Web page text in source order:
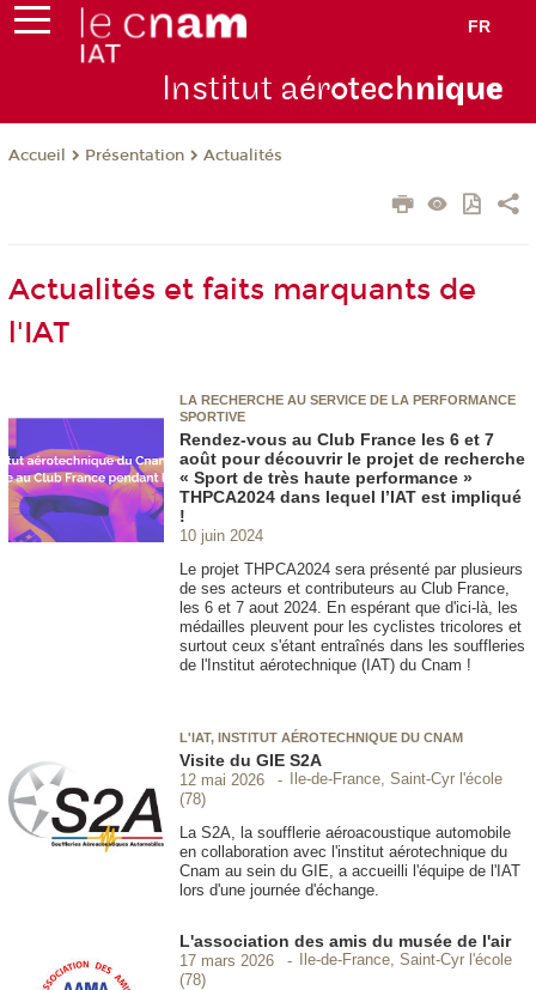
FR
Institut aérotechnique
Accueil Présentation Actualités
Actualités et faits marquants de
l'IAT
LA RECHERCHE AU SERVICE DE LA PERFORMANCE
SPORTIVE
Rendez-vous au Club France les 6 et 7
août pour découvrir le projet de recherche
« Sport de très haute performance »
THPCA2024 dans lequel l’IAT est impliqué
!
10 juin 2024
Le projet THPCA2024 sera présenté par plusieurs
de ses acteurs et contributeurs au Club France,
les 6 et 7 aout 2024. En espérant que d'ici-là, les
médailles pleuvent pour les cyclistes tricolores et
surtout ceux s'étant entraînés dans les souffleries
de l'Institut aérotechnique (IAT) du Cnam !
L'IAT, INSTITUT AÉROTECHNIQUE DU CNAM
Visite du GIE S2A
12 mai 2026
Ile-de-France, Saint-Cyr l'école
(78)
La S2A, la soufflerie aéroacoustique automobile
en collaboration avec l'institut aérotechnique du
Cnam au sein du GIE, a accueilli l'équipe de l'IAT
lors d'une journée d'échange.
L'association des amis du musée de l'air
17 mars 2026
Ile-de-France, Saint-Cyr l'école
(78)